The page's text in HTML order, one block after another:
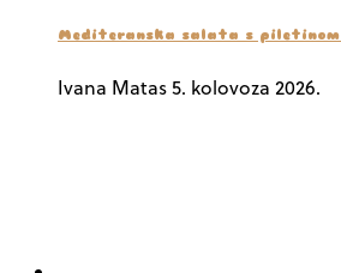
Mediteranska salata s piletinom
Ivana Matas5. kolovoza 2026.